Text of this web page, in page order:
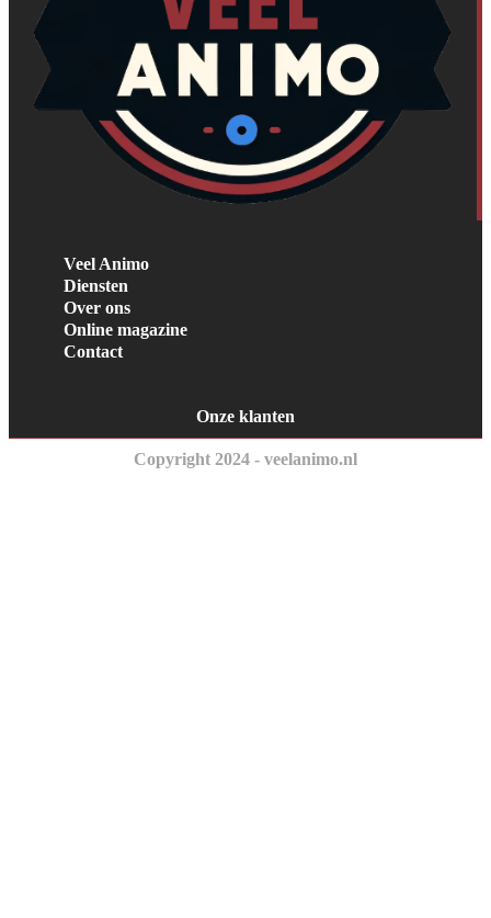
Veel Animo
Diensten
Over ons
Online magazine
Contact
Onze klanten
Copyright 2024 - veelanimo.nl